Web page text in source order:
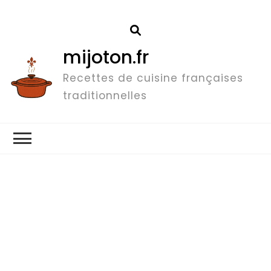
mijoton.fr
Recettes de cuisine françaises
traditionnelles